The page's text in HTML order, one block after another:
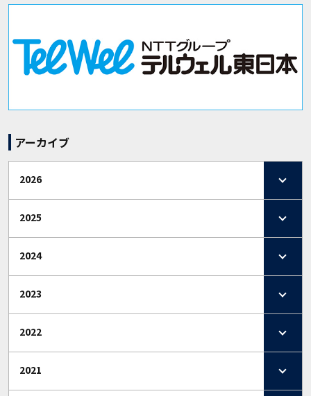
アーカイブ
2026
2025
2024
2023
2022
2021